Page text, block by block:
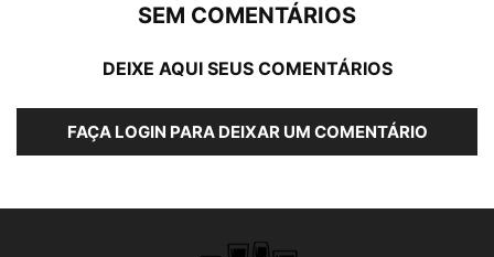
SEM COMENTÁRIOS
DEIXE AQUI SEUS COMENTÁRIOS
FAÇA LOGIN PARA DEIXAR UM COMENTÁRIO